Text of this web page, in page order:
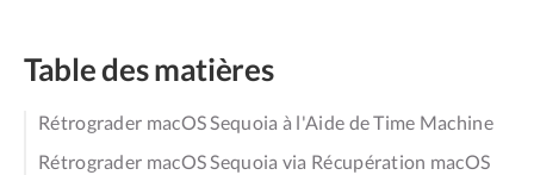
Table des matières
Rétrograder macOS Sequoia à l'Aide de Time Machine
Rétrograder macOS Sequoia via Récupération macOS